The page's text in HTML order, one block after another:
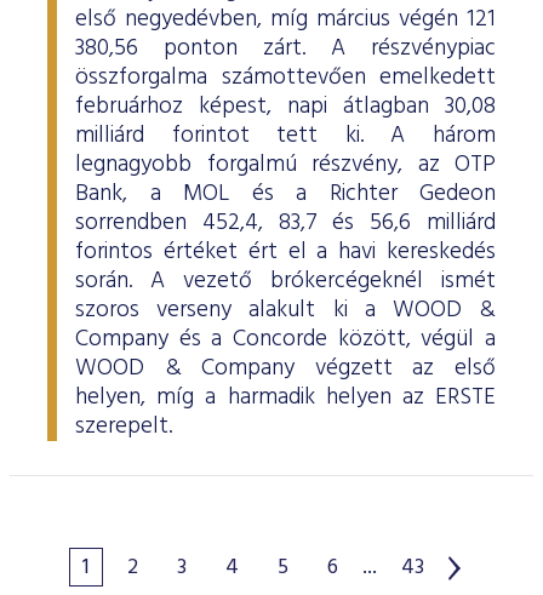
első negyedévben, míg március végén 121
380,56 ponton zárt. A részvénypiac
összforgalma számottevően emelkedett
februárhoz képest, napi átlagban 30,08
milliárd forintot tett ki. A három
legnagyobb forgalmú részvény, az OTP
Bank, a MOL és a Richter Gedeon
sorrendben 452,4, 83,7 és 56,6 milliárd
forintos értéket ért el a havi kereskedés
során. A vezető brókercégeknél ismét
szoros verseny alakult ki a WOOD &
Company és a Concorde között, végül a
WOOD & Company végzett az első
helyen, míg a harmadik helyen az ERSTE
szerepelt.
1 2 3 4 5 6 ... 43